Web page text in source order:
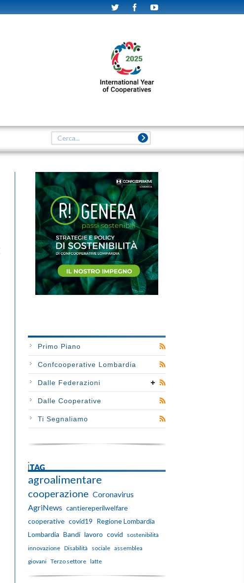
Primo Piano
Confcooperative Lombardia
Dalle Federazioni
Dalle Cooperative
Ti Segnaliamo
iTAG
agroalimentare
cooperazione Coronavirus
AgriNews cantiereperilwelfare
cooperative covid19 Regione Lombardia
Lombardia Bandi lavoro covid
sostenibilità
innovazione Disabilità sociale assemblea
giovani Terzo settore latte